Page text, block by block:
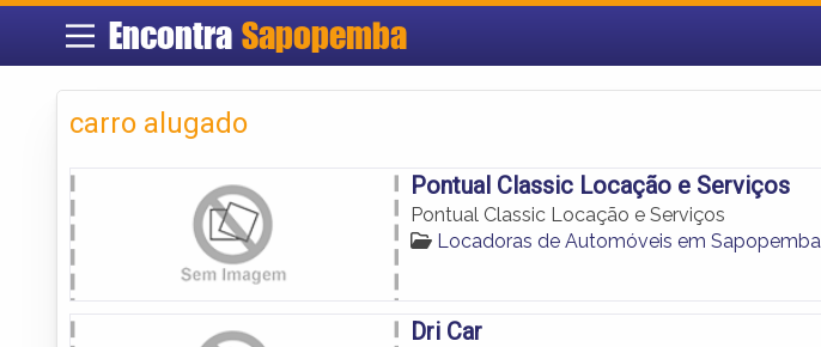
Encontra Sapopemba
carro alugado
Pontual Classic Locação e Serviços
Pontual Classic Locação e Serviços
Locadoras de Automóveis em Sapopemba
Dri Car